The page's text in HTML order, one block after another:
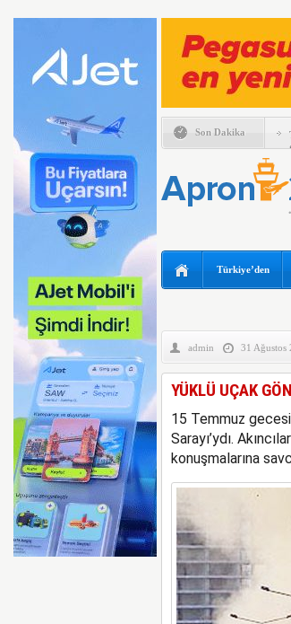
Son Dakika
Türkiye’den
admin 31 Ağustos
YÜKLÜ UÇAK
15 Temmuz
Sarayı’ydı.
konuşmalarına